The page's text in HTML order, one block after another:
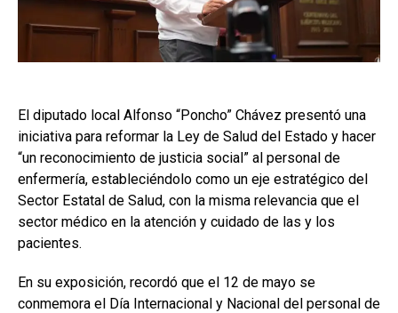
El diputado local Alfonso “Poncho” Chávez presentó una
iniciativa para reformar la Ley de Salud del Estado y hacer
“un reconocimiento de justicia social” al personal de
enfermería, estableciéndolo como un eje estratégico del
Sector Estatal de Salud, con la misma relevancia que el
sector médico en la atención y cuidado de las y los
pacientes.
En su exposición, recordó que el 12 de mayo se
conmemora el Día Internacional y Nacional del personal de